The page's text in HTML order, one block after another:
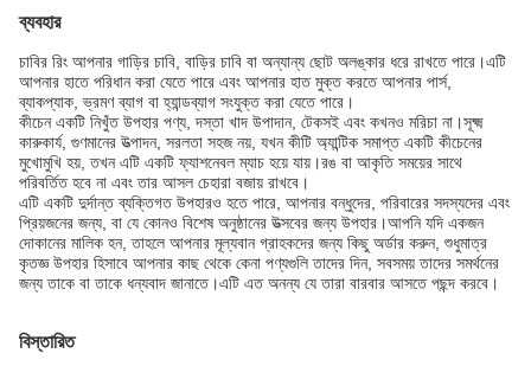
ব্যবহার
চাবির রিং আপনার গাড়ির চাবি, বাড়ির চাবি বা অন্যান্য ছোট অলঙ্কার ধরে রাখতে পারে।এটি
আপনার হাতে পরিধান করা যেতে পারে এবং আপনার হাত মুক্ত করতে আপনার পার্স,
ব্যাকপ্যাক, ভ্রমণ ব্যাগ বা হ্যান্ডব্যাগ সংযুক্ত করা যেতে পারে।
কীচেন একটি নিখুঁত উপহার পণ্য, দস্তা খাদ উপাদান, টেকসই এবং কখনও মরিচা না।সূক্ষ্ম
কারুকার্য, গুণমানের উত্পাদন, সরলতা সহজ নয়, যখন কীটি অ্যান্টিক সমাপ্ত একটি কীচেনের
মুখোমুখি হয়, তখন এটি একটি ফ্যাশনেবল ম্যাচ হয়ে যায়।রঙ বা আকৃতি সময়ের সাথে
পরিবর্তিত হবে না এবং তার আসল চেহারা বজায় রাখবে।
এটি একটি দুর্দান্ত ব্যক্তিগত উপহারও হতে পারে, আপনার বন্ধুদের, পরিবারের সদস্যদের এবং
প্রিয়জনের জন্য, বা যে কোনও বিশেষ অনুষ্ঠানের উত্সবের জন্য উপহার।আপনি যদি একজন
দোকানের মালিক হন, তাহলে আপনার মূল্যবান গ্রাহকদের জন্য কিছু অর্ডার করুন, শুধুমাত্র
কৃতজ্ঞ উপহার হিসাবে আপনার কাছ থেকে কেনা পণ্যগুলি তাদের দিন, সবসময় তাদের সমর্থনের
জন্য তাকে বা তাকে ধন্যবাদ জানাতে।এটি এত অনন্য যে তারা বারবার আসতে পছন্দ করবে।
বিস্তারিত